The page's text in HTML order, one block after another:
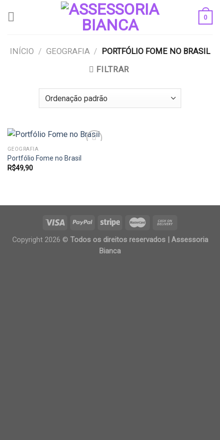
0
INÍCIO / GEOGRAFIA / PORTFÓLIO FOME NO BRASIL
FILTRAR
GEOGRAFIA
Portfólio Fome no Brasil
R$49,90
Copyright 2026 © Todos os direitos reservados | Assessoria
Bianca